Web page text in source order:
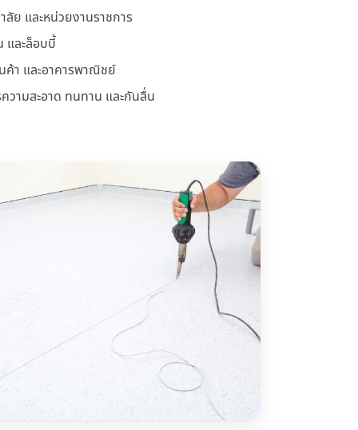
ลัย และหน่วยงานราชการ
และล็อบบี้
ค้า และอาคารพาณิชย์
ามสะอาด ทนทาน และกันลื่น